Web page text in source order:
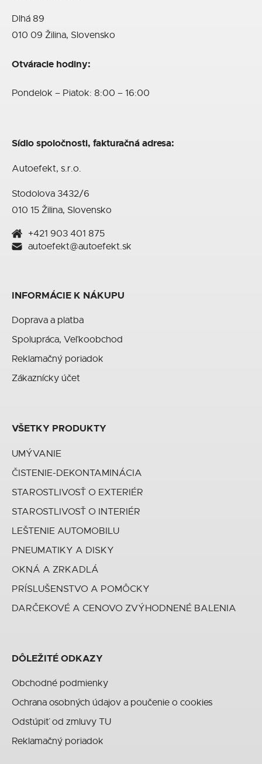
Dlhá 89
010 09 Žilina, Slovensko
Otváracie hodiny:
Pondelok – Piatok: 8:00 – 16:00
Sídlo spoločnosti, fakturačná adresa:
Autoefekt, s.r.o.
Stodolova 3432/6
010 15 Žilina, Slovensko
+421 903 401 875
autoefekt@autoefekt.sk
INFORMÁCIE K NÁKUPU
Doprava a platba
Spolupráca, Veľkoobchod
Reklamačný poriadok
Zákaznícky účet
VŠETKY PRODUKTY
UMÝVANIE
ČISTENIE-DEKONTAMINÁCIA
STAROSTLIVOSŤ O EXTERIÉR
STAROSTLIVOSŤ O INTERIÉR
LEŠTENIE AUTOMOBILU
PNEUMATIKY A DISKY
OKNÁ A ZRKADLÁ
PRÍSLUŠENSTVO A POMÔCKY
DARČEKOVÉ A CENOVO ZVÝHODNENÉ BALENIA
DÔLEŽITÉ ODKAZY
Obchodné podmienky
Ochrana osobných údajov a poučenie o cookies
Odstúpiť od zmluvy TU
Reklamačný poriadok